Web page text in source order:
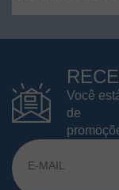
Você
de